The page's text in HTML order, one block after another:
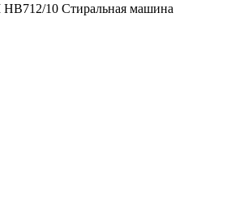
10 Стиральная машина